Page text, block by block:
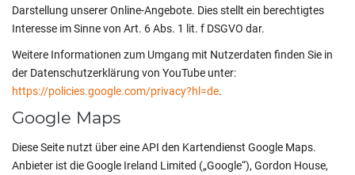
Darstellung unserer Online-Angebote. Dies stellt ein berechtigtes
Interesse im Sinne von Art. 6 Abs. 1 lit. f DSGVO dar.
Weitere Informationen zum Umgang mit Nutzerdaten finden Sie in
der Datenschutzerklärung von YouTube unter:
https://policies.google.com/privacy?hl=de.
Google Maps
Diese Seite nutzt über eine API den Kartendienst Google Maps.
Anbieter ist die Google Ireland Limited („Google“), Gordon House,